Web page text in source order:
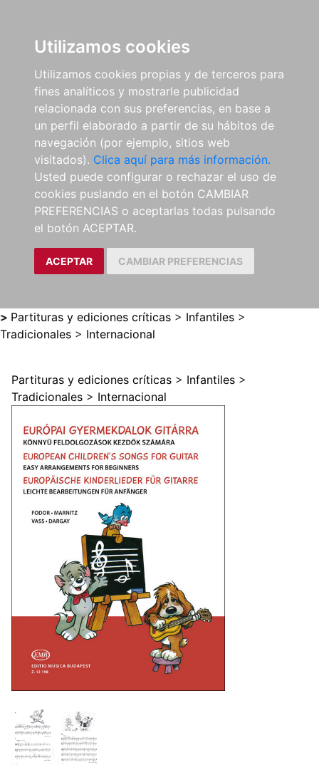
Utilizamos cookies
Utilizamos cookies propias y de terceros para
fines analíticos y mostrarle publicidad
relacionada con sus preferencias, en base a
un perfil elaborado a partir de su hábitos de
navegación (por ejemplo, sitios web
visitados). Clica aquí para más información.
Usted puede configurar o rechazar el uso de
cookies puslando en el botón CAMBIAR
PREFERENCIAS o aceptarlas todas pulsando
el botón ACEPTAR.
ACEPTAR CAMBIAR PREFERENCIAS
> Partituras y ediciones críticas > Infantiles >
Tradicionales > Internacional
Partituras y ediciones críticas > Infantiles >
Tradicionales > Internacional